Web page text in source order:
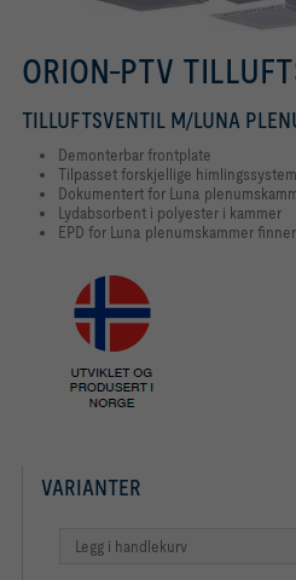
ORION-PTV
TILLUFTSVENTIL M/LUNA
Demonterbar frontplate
Tilpasset forskjellige
Dokumentert for Luna
Lydabsorbent i polyester i kammer
EPD for Luna plenumskammer
VARIANTER
Legg i handlekurv